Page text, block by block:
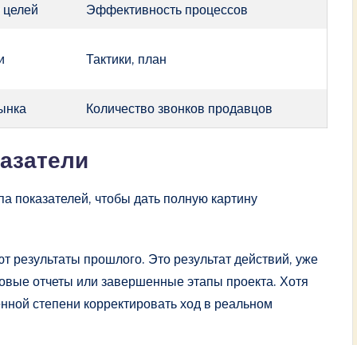
Эффективность процессов
Тактики, план
Количество звонков продавцов
показателей, чтобы дать полную картину
результаты прошлого. Это результат действий, уже
отчеты или завершенные этапы проекта. Хотя
степени корректировать ход в реальном